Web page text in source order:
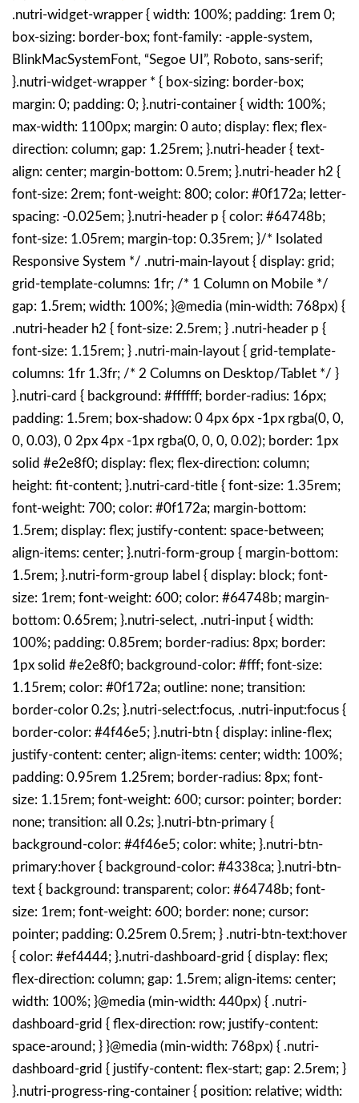
.nutri-widget-wrapper { width: 100%; padding: 1rem 0;
box-sizing: border-box; font-family: -apple-system,
BlinkMacSystemFont, “Segoe UI”, Roboto, sans-serif;
}.nutri-widget-wrapper * { box-sizing: border-box;
margin: 0; padding: 0; }.nutri-container { width: 100%;
max-width: 1100px; margin: 0 auto; display: flex; flex-
direction: column; gap: 1.25rem; }.nutri-header { text-
align: center; margin-bottom: 0.5rem; }.nutri-header h2 {
font-size: 2rem; font-weight: 800; color: #0f172a; letter-
spacing: -0.025em; }.nutri-header p { color: #64748b;
font-size: 1.05rem; margin-top: 0.35rem; }/* Isolated
Responsive System */ .nutri-main-layout { display: grid;
grid-template-columns: 1fr; /* 1 Column on Mobile */
gap: 1.5rem; width: 100%; }@media (min-width: 768px) {
.nutri-header h2 { font-size: 2.5rem; } .nutri-header p {
font-size: 1.15rem; } .nutri-main-layout { grid-template-
columns: 1fr 1.3fr; /* 2 Columns on Desktop/Tablet */ }
}.nutri-card { background: #ffffff; border-radius: 16px;
padding: 1.5rem; box-shadow: 0 4px 6px -1px rgba(0, 0,
0, 0.03), 0 2px 4px -1px rgba(0, 0, 0, 0.02); border: 1px
solid #e2e8f0; display: flex; flex-direction: column;
height: fit-content; }.nutri-card-title { font-size: 1.35rem;
font-weight: 700; color: #0f172a; margin-bottom:
1.5rem; display: flex; justify-content: space-between;
align-items: center; }.nutri-form-group { margin-bottom:
1.5rem; }.nutri-form-group label { display: block; font-
size: 1rem; font-weight: 600; color: #64748b; margin-
bottom: 0.65rem; }.nutri-select, .nutri-input { width:
100%; padding: 0.85rem; border-radius: 8px; border:
1px solid #e2e8f0; background-color: #fff; font-size:
1.15rem; color: #0f172a; outline: none; transition:
border-color 0.2s; }.nutri-select:focus, .nutri-input:focus {
border-color: #4f46e5; }.nutri-btn { display: inline-flex;
justify-content: center; align-items: center; width: 100%;
padding: 0.95rem 1.25rem; border-radius: 8px; font-
size: 1.15rem; font-weight: 600; cursor: pointer; border:
none; transition: all 0.2s; }.nutri-btn-primary {
background-color: #4f46e5; color: white; }.nutri-btn-
primary:hover { background-color: #4338ca; }.nutri-btn-
text { background: transparent; color: #64748b; font-
size: 1rem; font-weight: 600; border: none; cursor:
pointer; padding: 0.25rem 0.5rem; } .nutri-btn-text:hover
{ color: #ef4444; }.nutri-dashboard-grid { display: flex;
flex-direction: column; gap: 1.5rem; align-items: center;
width: 100%; }@media (min-width: 440px) { .nutri-
dashboard-grid { flex-direction: row; justify-content:
space-around; } }@media (min-width: 768px) { .nutri-
dashboard-grid { justify-content: flex-start; gap: 2.5rem; }
}.nutri-progress-ring-container { position: relative; width: